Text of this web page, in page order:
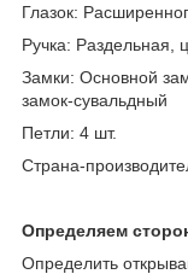
Глазок:
Ручка: Раздельная,
Замки: Основной
замок-сувальдный
Петли: 4 шт.
Страна-
Определяем
Определить